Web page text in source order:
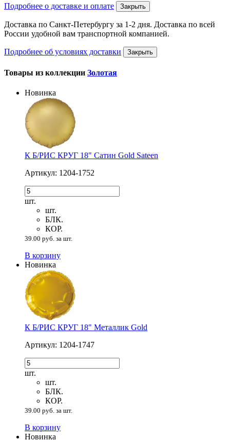
Подробнее о доставке и оплате Закрыть
Доставка по Санкт-Петербургу за 1-2 дня. Доставка по всей
России удобной вам транспортной компанией.
Подробнее об условиях доставки Закрыть
Товары из коллекции Золотая
Новинка
К Б/РИС КРУГ 18" Сатин Gold Sateen
Артикул: 1204-1752
шт.
шт.
БЛК.
КОР.
39.00 руб. за шт.
В корзину
Новинка
К Б/РИС КРУГ 18" Металлик Gold
Артикул: 1204-1747
шт.
шт.
БЛК.
КОР.
39.00 руб. за шт.
В корзину
Новинка